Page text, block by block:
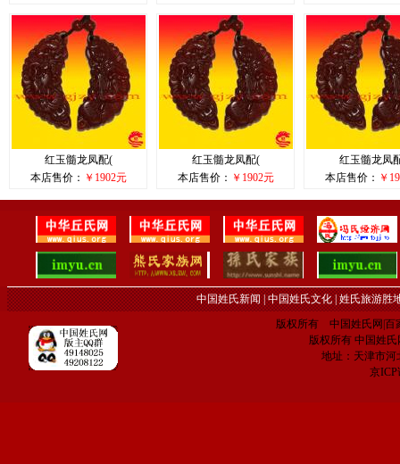
红玉髓龙凤配(
本店售价： ￥1902元
红玉髓龙凤配(
本店售价： ￥1902元
红玉髓龙凤
本店售价： ￥
中国姓氏新闻|中国姓氏文化|姓氏旅游胜
版权所有 中国姓氏网|百
版权所有 中国姓氏
地址：天津市河
京ICP